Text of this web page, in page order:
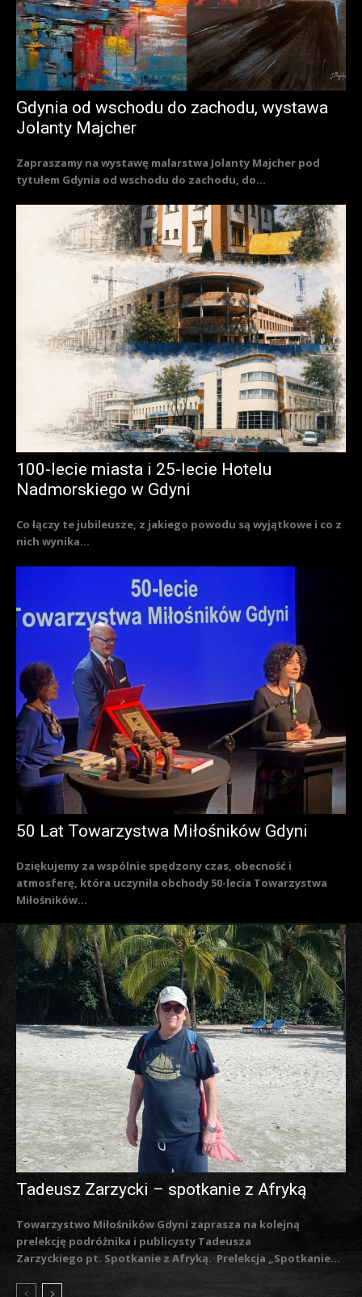
Gdynia od wschodu do zachodu, wystawa
Jolanty Majcher
Zapraszamy na wystawę malarstwa Jolanty Majcher pod
tytułem Gdynia od wschodu do zachodu, do...
100-lecie miasta i 25-lecie Hotelu
Nadmorskiego w Gdyni
Co łączy te jubileusze, z jakiego powodu są wyjątkowe i co z
nich wynika...
50 Lat Towarzystwa Miłośników Gdyni
Dziękujemy za wspólnie spędzony czas, obecność i
atmosferę, która uczyniła obchody 50-lecia Towarzystwa
Miłośników...
Tadeusz Zarzycki – spotkanie z Afryką
Towarzystwo Miłośników Gdyni zaprasza na kolejną
prelekcję podróżnika i publicysty Tadeusza
Zarzyckiego pt. Spotkanie z Afryką. Prelekcja „Spotkanie...